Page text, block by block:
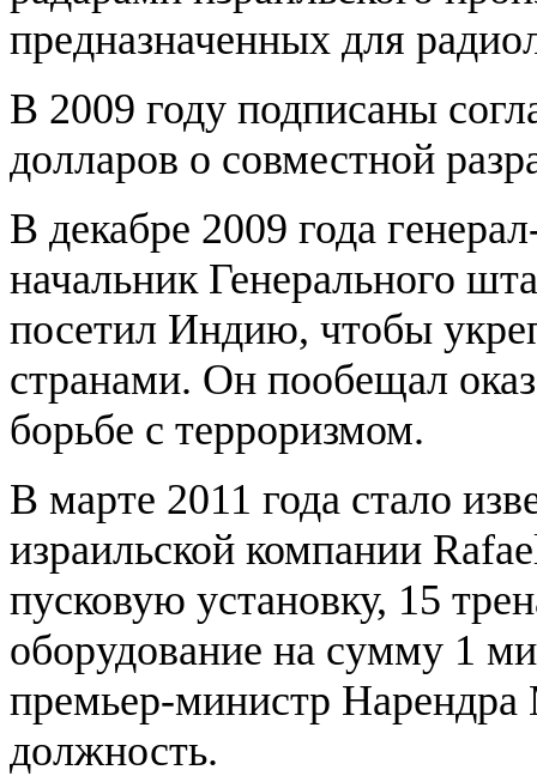
предназначенных для
В 2009 году подписаны
долларов о совместной
В декабре 2009 года
начальник Генерального
посетил Индию, чтобы
странами. Он пообещал
борьбе с терроризмом.
В марте 2011 года стало
израильской компании
пусковую установку, 15
оборудование на сумму 1
премьер-министр Нарендра
должность.